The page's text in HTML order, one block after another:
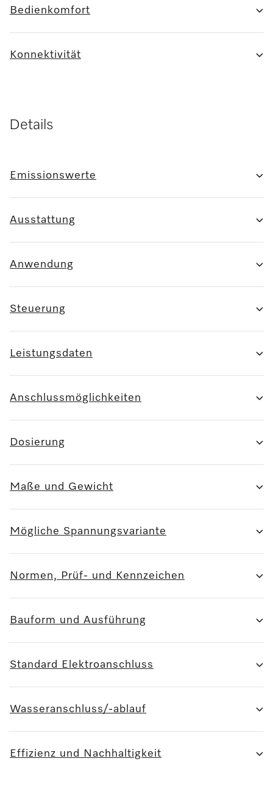
Bedienkomfort
Konnektivität
Details
Emissionswerte
Ausstattung
Anwendung
Steuerung
Leistungsdaten
Anschlussmöglichkeiten
Dosierung
Maße und Gewicht
Mögliche Spannungsvariante
Normen, Prüf- und Kennzeichen
Bauform und Ausführung
Standard Elektroanschluss
Wasseranschluss/-ablauf
Effizienz und Nachhaltigkeit